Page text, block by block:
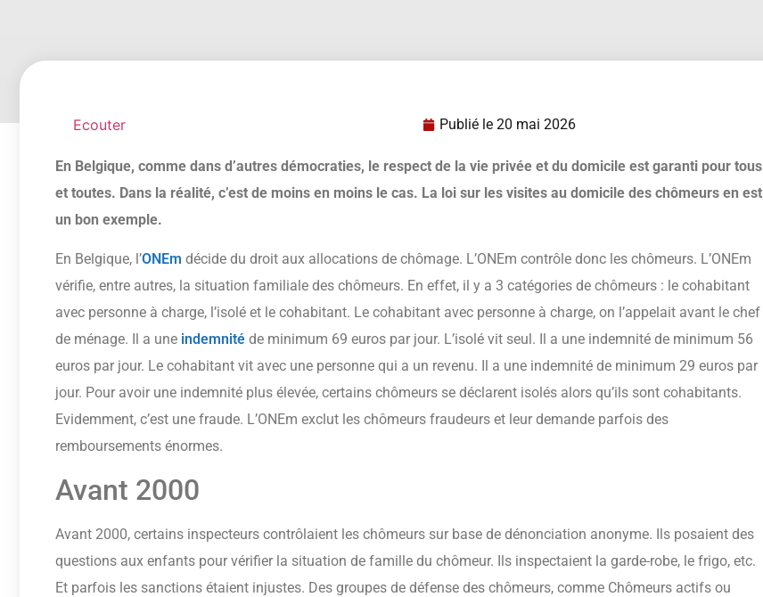
Ecouter Publié le 20 mai 2026
En Belgique, comme dans d’autres démocraties, le respect de la vie privée et du domicile est garanti pour tous
et toutes. Dans la réalité, c’est de moins en moins le cas. La loi sur les visites au domicile des chômeurs en est
un bon exemple.
En Belgique, l’ONEm décide du droit aux allocations de chômage. L’ONEm contrôle donc les chômeurs. L’ONEm
vérifie, entre autres, la situation familiale des chômeurs. En effet, il y a 3 catégories de chômeurs : le cohabitant
avec personne à charge, l’isolé et le cohabitant. Le cohabitant avec personne à charge, on l’appelait avant le chef
de ménage. Il a une indemnité de minimum 69 euros par jour. L’isolé vit seul. Il a une indemnité de minimum 56
euros par jour. Le cohabitant vit avec une personne qui a un revenu. Il a une indemnité de minimum 29 euros par
jour. Pour avoir une indemnité plus élevée, certains chômeurs se déclarent isolés alors qu’ils sont cohabitants.
Evidemment, c’est une fraude. L’ONEm exclut les chômeurs fraudeurs et leur demande parfois des
remboursements énormes.
Avant 2000
Avant 2000, certains inspecteurs contrôlaient les chômeurs sur base de dénonciation anonyme. Ils posaient des
questions aux enfants pour vérifier la situation de famille du chômeur. Ils inspectaient la garde-robe, le frigo, etc.
Et parfois les sanctions étaient injustes. Des groupes de défense des chômeurs, comme Chômeurs actifs ou